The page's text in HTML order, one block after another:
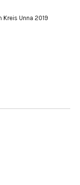
Unna 2019